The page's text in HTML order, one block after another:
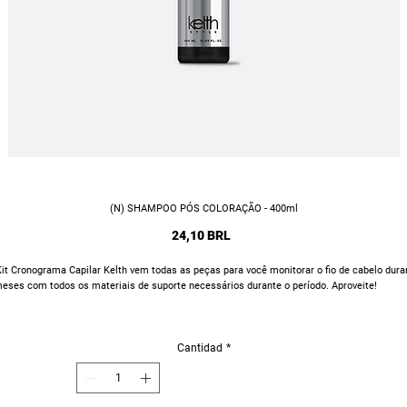
(N) SHAMPOO PÓS COLORAÇÃO - 400ml
24,10 BRL
Cronograma Capilar Kelth vem todas as peças para você monitorar o fio de cabelo
com todos os materiais de suporte necessários durante o período. Aproveite!
Cantidad *